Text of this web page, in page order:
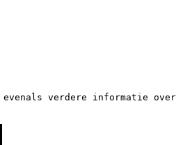
verdere informatie